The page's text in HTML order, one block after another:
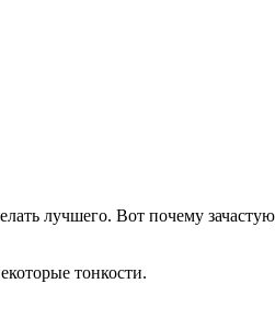
лучшего. Вот почему
тонкости.